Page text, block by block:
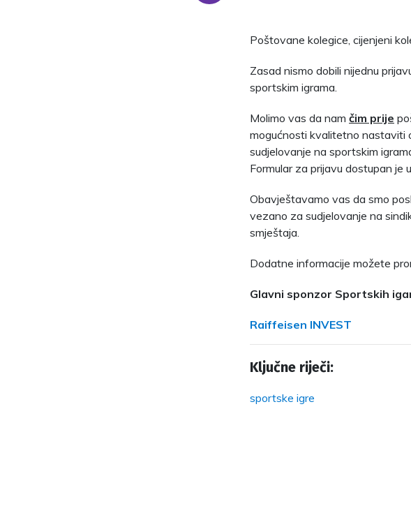
Poštovane kolegice, cijenjeni
Zasad nismo dobili nijednu
sportskim igrama.
Molimo vas da nam čim prije
mogućnosti kvalitetno nastaviti
sudjelovanje na sportskim
Formular za prijavu dostupan je
Obavještavamo vas da smo
vezano za sudjelovanje na
smještaja.
Dodatne informacije možete
Glavni sponzor Sportskih
Raiffeisen INVEST
Ključne riječi:
sportske igre